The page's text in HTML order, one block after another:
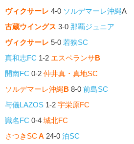
ヴィクサーレ 4-0 ソルデマーレ沖縄A
古蔵ウイングス 3-0 那覇ジュニア
ヴィクサーレ 5-0 若狭SC
真和志FC 1-2 エスペランサB
開南FC 0-2 仲井真・真地SC
ソルデマーレ沖縄B 8-0 前島SC
与儀LAZOS 1-2 宇栄原FC
識名FC 0-4 城北FC
さつきSC A 24-0 泊SC